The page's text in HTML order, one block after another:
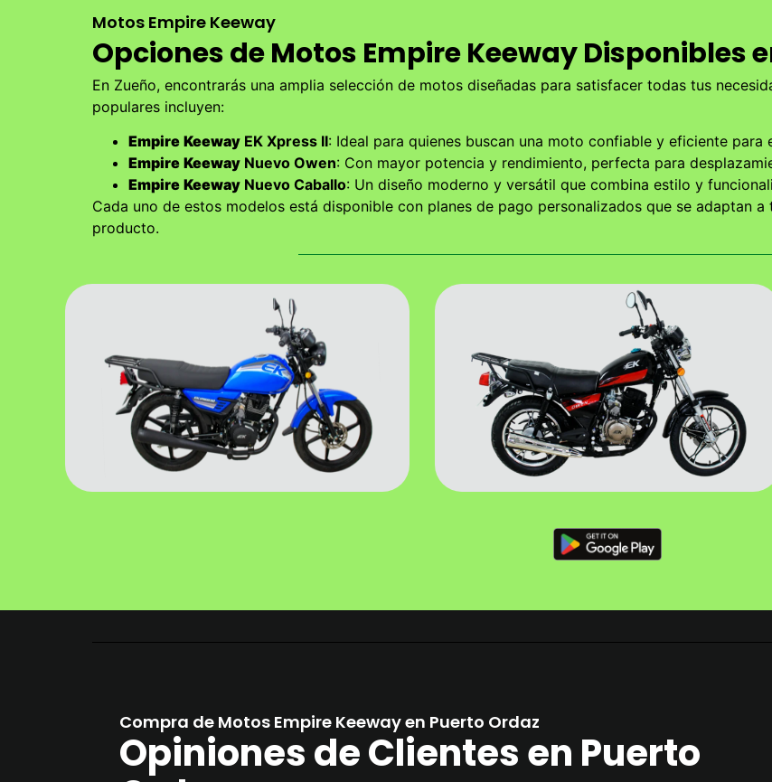
Motos Empire Keeway
Opciones de Motos Empire Keeway Disponibles
En Zueño, encontrarás una amplia selección de motos diseñadas para satisfacer todas tus
populares incluyen:
Empire Keeway EK Xpress II: Ideal para quienes buscan una moto confiable y eficiente para
Empire Keeway Nuevo Owen: Con mayor potencia y rendimiento, perfecta para
Empire Keeway Nuevo Caballo: Un diseño moderno y versátil que combina estilo y
Cada uno de estos modelos está disponible con planes de pago personalizados que se adaptan
producto.
Compra de Motos Empire Keeway en Puerto Ordaz
Opiniones de Clientes en Puerto